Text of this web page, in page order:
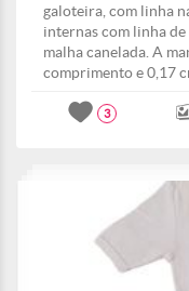
galoteira, com linha
internas com linha
malha canelada. A
comprimento e 0,17
3